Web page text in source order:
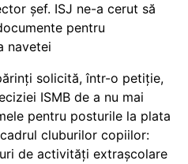
șef. ISJ ne-a cerut să
pentru
navetei
solicită, într-o petiție,
ISMB de a nu mai
pentru posturile la plata
cluburilor copiilor:
de activități extrașcolare